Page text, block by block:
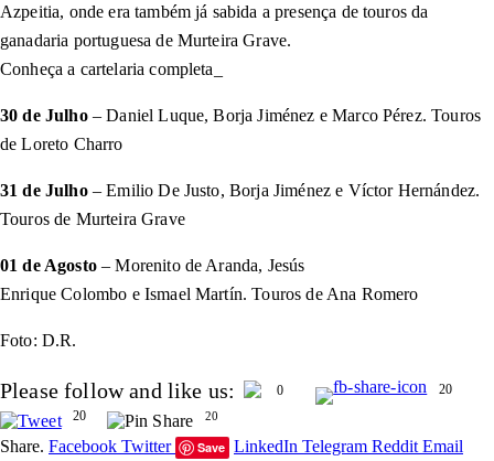
Azpeitia, onde era também já sabida a presença de touros da
ganadaria portuguesa de Murteira Grave.
Conheça a cartelaria completa_
30 de Julho– Daniel Luque, Borja Jiménez e Marco Pérez. Touros
de Loreto Charro
31 de Julho– Emilio De Justo, Borja Jiménez e Víctor Hernández.
Touros de Murteira Grave
01 de Agosto– Morenito de Aranda, Jesús
Enrique Colombo e Ismael Martín. Touros de Ana Romero
Foto: D.R.
Please follow and like us: 0
20
20
20
Share. Facebook Twitter Save LinkedIn Telegram Reddit Email